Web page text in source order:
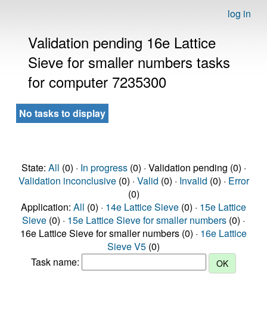
log in
Validation pending 16e Lattice
Sieve for smaller numbers tasks
for computer 7235300
No tasks to display
State: All (0) · In progress(0) · Validation pending (0) ·
Validation inconclusive(0) · Valid (0) · Invalid (0) · Error
(0)
Application: All (0) · 14e Lattice Sieve (0) · 15e Lattice
Sieve (0) · 15e Lattice Sieve for smaller numbers (0) ·
16e Lattice Sieve for smaller numbers (0) · 16e Lattice
Sieve V5 (0)
Task name: